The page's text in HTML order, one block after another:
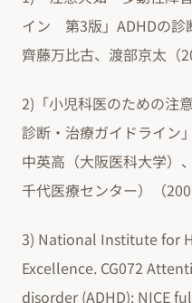
イン 第3版」ADHDの診
齊藤万比古、渡部京太（
2)「小児科医のための注
診断・治療ガイドライン
中英高（大阪医科大学）
千代医療センター）（
3) National Institute for
Excellence. CG072
disorder (ADHD): NICE